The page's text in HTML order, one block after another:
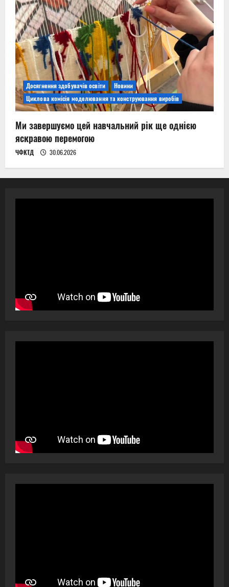
Досягнення здобувачів освіти
Новини
Циклова комісія моделювання та конструювання виробів
Ми завершуємо цей навчальний рік ще однією
яскравою перемогою
ЧФКТД 30.06.2026